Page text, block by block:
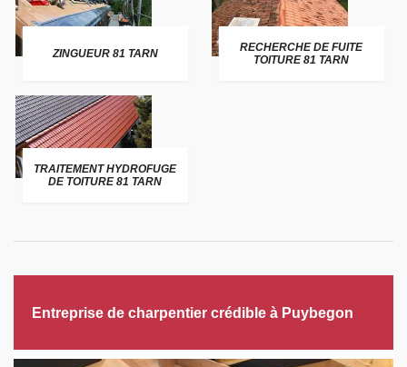
ZINGUEUR 81 TARN
RECHERCHE DE FUITE
TOITURE 81 TARN
TRAITEMENT HYDROFUGE
DE TOITURE 81 TARN
Entreprise de charpentier crédible à Puybegon